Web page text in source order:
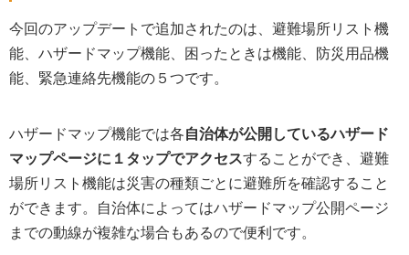
今回のアップデートで追加されたのは、避難場所リスト機
能、ハザードマップ機能、困ったときは機能、防災用品機
能、緊急連絡先機能の５つです。
ハザードマップ機能では各自治体が公開しているハザード
マップページに１タップでアクセスすることができ、避難
場所リスト機能は災害の種類ごとに避難所を確認すること
ができます。自治体によってはハザードマップ公開ページ
までの動線が複雑な場合もあるので便利です。